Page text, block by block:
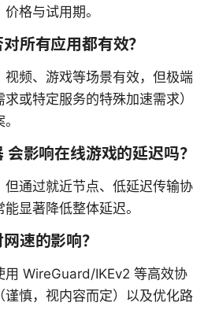
格与试用期。
所有应用都有效？
视频、游戏等场景有效，但极端
或特定服务的特殊加速需求）
影响在线游戏的延迟吗？
但通过就近节点、低延迟传输协
显著降低整体延迟。
速的影响？
用 WireGuard/IKEv2 等高效协
谨慎，视内容而定）以及优化路